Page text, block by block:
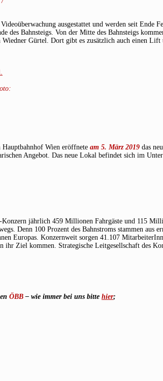
ausgestattet und werden seit Ende
des Bahnsteigs. Von der Mitte des Bahnsteigs
Gürtel. Dort gibt es zusätzlich auch einen
Wien eröffnete am 5. März 2019 das
Angebot. Das neue Lokal befindet sich im
jährlich 459 Millionen Fahrgäste und 115
Denn 100 Prozent des Bahnstroms stammen
Europas. Konzernweit sorgen 41.107
ihr Ziel kommen. Strategische Leitgesellschaft des
ÖBB – wie immer bei uns bitte hier;